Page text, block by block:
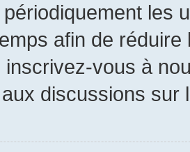
les
afin de
inscrivez-vous à
discussions sur